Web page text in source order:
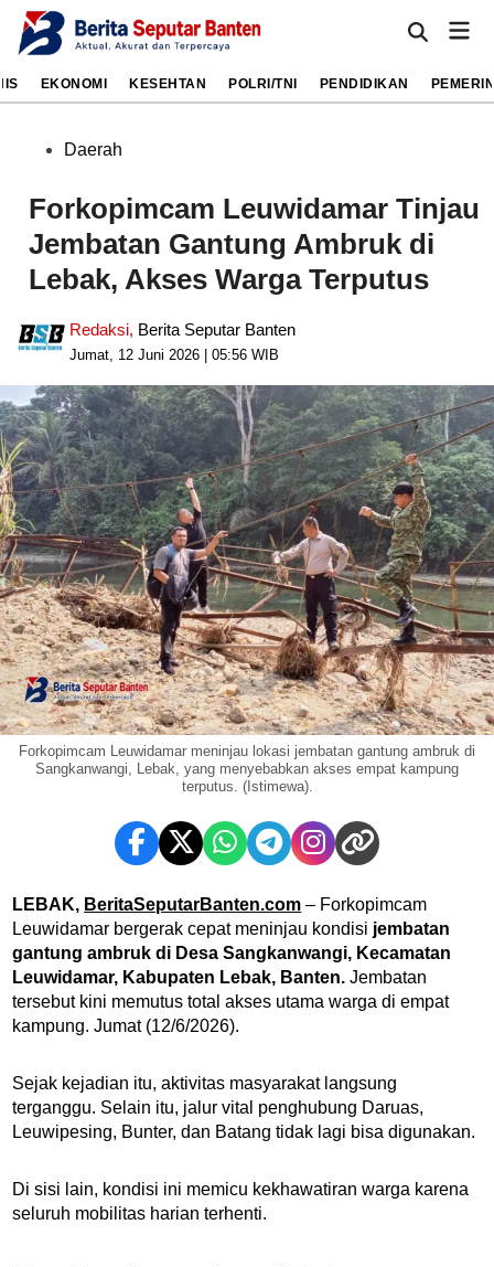
Skip
Open
EKONOMI KESEHTAN POLRI/TNI PENDIDIKAN
PostedDaerah
Forkopimcam Leuwidamar Tinjau
Jembatan Gantung Ambruk di
Lebak, Akses Warga Terputus
Redaksi, Berita Seputar Banten
Jumat, 12 Juni 2026 | 05:56 WIB
Forkopimcam Leuwidamar meninjau lokasi jembatan gantung ambruk di
Sangkanwangi, Lebak, yang menyebabkan akses empat kampung
terputus. (Istimewa).
LEBAK, BeritaSeputarBanten.com – Forkopimcam
Leuwidamar bergerak cepat meninjau kondisi jembatan
gantung ambruk di Desa Sangkanwangi, Kecamatan
Leuwidamar, Kabupaten Lebak, Banten.Jembatan
tersebut kini memutus total akses utama warga di empat
kampung. Jumat (12/6/2026).
Sejak kejadian itu, aktivitas masyarakat langsung
terganggu. Selain itu, jalur vital penghubung Daruas,
Leuwipesing, Bunter, dan Batang tidak lagi bisa digunakan.
Di sisi lain, kondisi ini memicu kekhawatiran warga karena
seluruh mobilitas harian terhenti.